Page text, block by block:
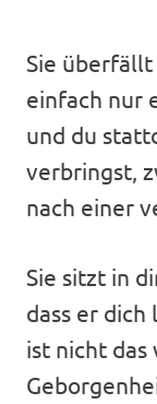
Sie
einfach nur
und du
verbringst,
nach einer
Sie sitzt in
dass er
ist nicht das